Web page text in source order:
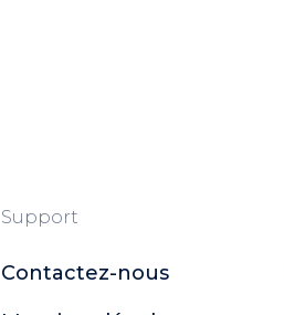
Support
Contactez-nous